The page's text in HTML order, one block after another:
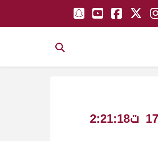
مزعله ملك_حمد سالم جهويل_مهرجان طرابلس و هياض الصيفي للمفاريد ش11 بكار _173_ت2:21:18